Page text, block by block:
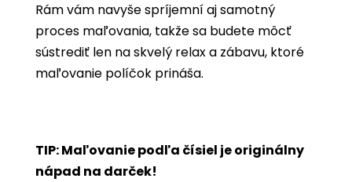
Rám vám navyše spríjemní aj samotný
proces maľovania, takže sa budete môcť
sústrediť len na skvelý relax a zábavu, ktoré
maľovanie políčok prináša.
TIP: Maľovanie podľa čísiel je originálny
nápad na darček!